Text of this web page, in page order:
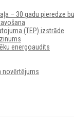
– 30 gadu pieredze
(TEP) izstrāde
energoaudits
novērtējums